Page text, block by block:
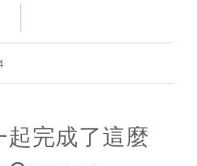
起完成了這麼